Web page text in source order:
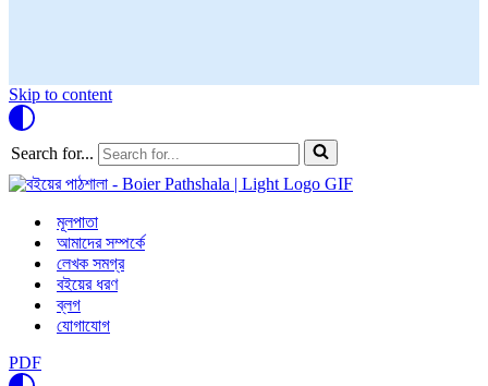
Skip to content
Search for...
মূলপাতা
আমাদের সম্পর্কে
লেখক সমগ্র
বইয়ের ধরণ
ব্লগ
যোগাযোগ
PDF